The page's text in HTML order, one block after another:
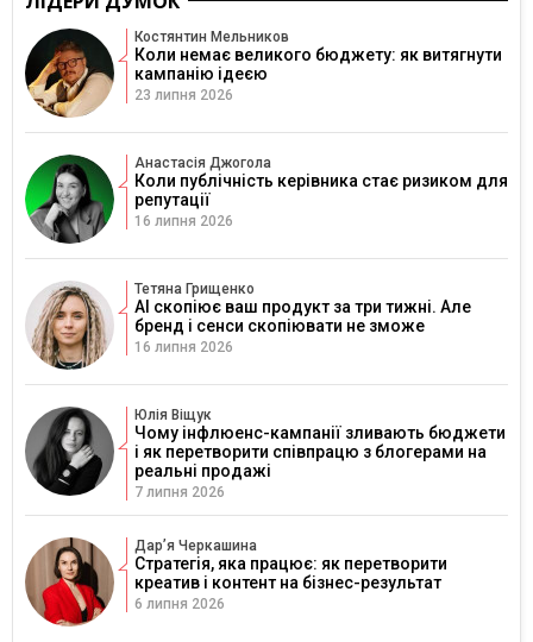
Костянтин Мельников
Коли немає великого бюджету: як витягнути
кампанію ідеєю
23 липня 2026
Анастасія Джогола
Коли публічність керівника стає ризиком для
репутації
16 липня 2026
Тетяна Грищенко
AI скопіює ваш продукт за три тижні. Але
бренд і сенси скопіювати не зможе
16 липня 2026
Юлія Віщук
Чому інфлюенс-кампанії зливають бюджети
і як перетворити співпрацю з блогерами на
реальні продажі
7 липня 2026
Дарʼя Черкашина
Стратегія, яка працює: як перетворити
креатив і контент на бізнес-результат
6 липня 2026